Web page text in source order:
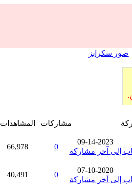
صور سكرابز
مشاركات
المشاهدات
09-14-2023
0
66,978
07-10-2020
0
40,491